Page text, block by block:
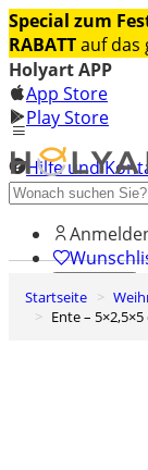
Special zum
RABATTauf das
Holyart APP
App Store
Play Store
Hilfe und
Entdecken Sie
0
Warenkorb
Startseite
Ente –